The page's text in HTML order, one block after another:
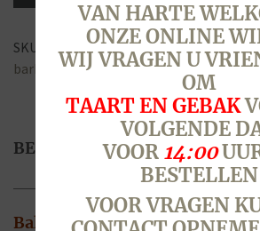
aantal
SKU: 3619Categorie:Beerse thuis
barbecue, borrelbrood,kaas uien kruier
BESCHRIJVING
Bakadvies
VAN HARTE
ONZE ONLINE
WIJ VRAGEN U
OM
TAART EN GEBAK
VOLGENDE
VOOR 14:00
BESTELLEN
VOOR VRAGEN